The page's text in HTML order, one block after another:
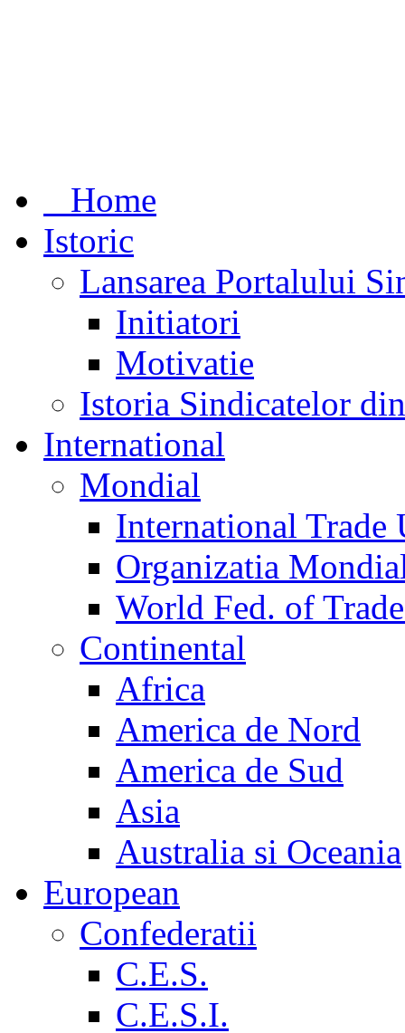
Home
Istoric
Lansarea Portalului
Initiatori
Motivatie
Istoria Sindicatelor
International
Mondial
International Trade
Organizatia
World Fed. of
Continental
Africa
America de Nord
America de Sud
Asia
Australia si Oceania
European
Confederatii
C.E.S.
C.E.S.I.